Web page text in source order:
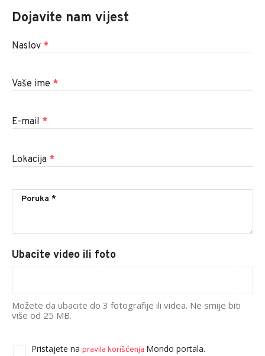
Dojavite nam vijest
Naslov *
Vaše ime *
E-mail *
Lokacija *
Ubacite video ili foto
Možete da ubacite do 3 fotografije ili videa. Ne smije biti
više od 25 MB.
Pristajete na pravila korišćenja Mondo portala.